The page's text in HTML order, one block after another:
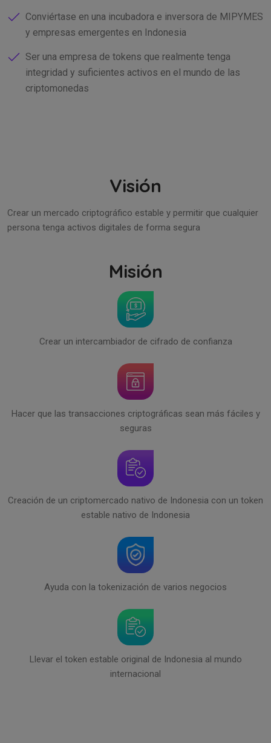
Conviértase en una incubadora e inversora de MIPYMES
y empresas emergentes en Indonesia
Ser una empresa de tokens que realmente tenga
integridad y suficientes activos en el mundo de las
criptomonedas
Visión
Crear un mercado criptográfico estable y permitir que cualquier
persona tenga activos digitales de forma segura
Misión
Crear un intercambiador de cifrado de confianza
Hacer que las transacciones criptográficas sean más fáciles y
seguras
Creación de un criptomercado nativo de Indonesia con un token
estable nativo de Indonesia
Ayuda con la tokenización de varios negocios
Llevar el token estable original de Indonesia al mundo
internacional